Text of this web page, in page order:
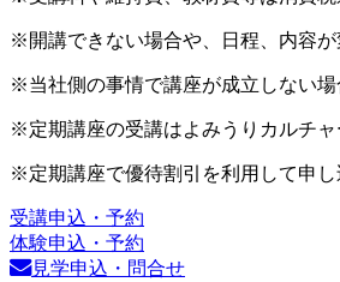
※開講できない場合や、日程、内容が
※当社側の事情で講座が成立しない
※定期講座の受講はよみうりカルチャ
※定期講座で優待割引を利用して申し
受講申込・予約
体験申込・予約
見学申込・問合せ